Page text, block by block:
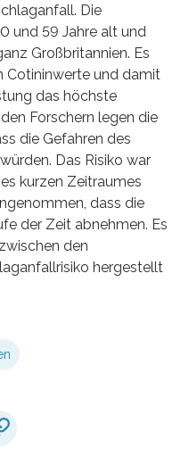
Die
und 59 Jahre alt und
Großbritannien. Es
Cotininwerte und damit
das höchste
Forschern legen die
die Gefahren des
Das Risiko war
kurzen Zeitraumes
dass die
der Zeit abnehmen. Es
den
hergestellt